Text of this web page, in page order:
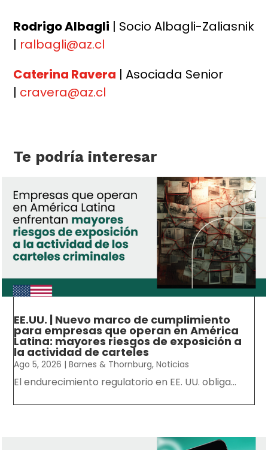
Rodrigo Albagli | Socio Albagli-Zaliasnik
| ralbagli@az.cl
Caterina Ravera | Asociada Senior
| cravera@az.cl
Te podría interesar
EE.UU. | Nuevo marco de cumplimiento
para empresas que operan en América
Latina: mayores riesgos de exposición a
la actividad de carteles
Ago 5, 2026 |Barnes & Thornburg,Noticias
El endurecimiento regulatorio en EE. UU. obliga...